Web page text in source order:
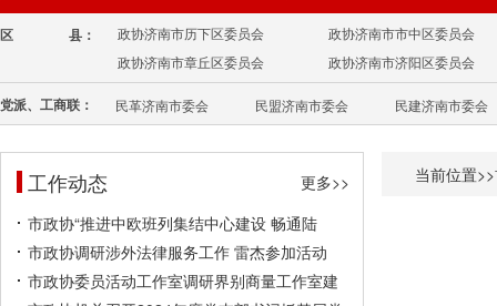
区 县： 政协济南市历下区委员会
政协济南市市中区委员会
政协济南市章丘区委员会
政协济南市济阳区委员会
党派、工商联： 民革济南市委会 民盟济南市委会 民建济南市委会
工作动态
更多>>
市政协“推进中欧班列集结中心建设 畅通陆
市政协调研涉外法律服务工作 雷杰参加活动
市政协委员活动工作室调研界别商量工作室建
当前位置>>